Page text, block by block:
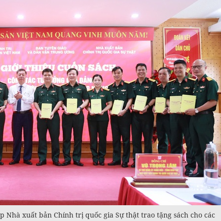
Nhà xuất bản Chính trị quốc gia Sự thật trao tặng sách cho các